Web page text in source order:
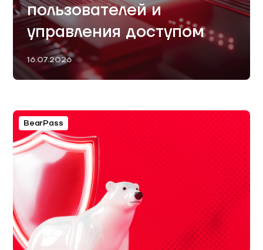
пользователей и
управления доступом
16.07.2026
BearPass